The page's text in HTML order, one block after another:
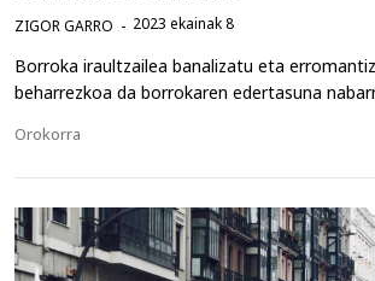
2023 ekainak 8
ZIGOR GARRO
Borroka iraultzailea banalizatu eta
beharrezkoa da borrokaren edertasuna
Kategoriak
Orokorra